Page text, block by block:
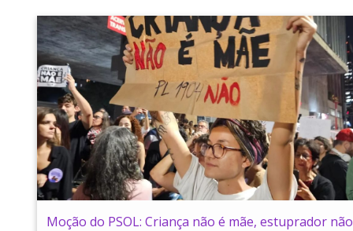
Moção do PSOL: Criança não é mãe, estuprador não